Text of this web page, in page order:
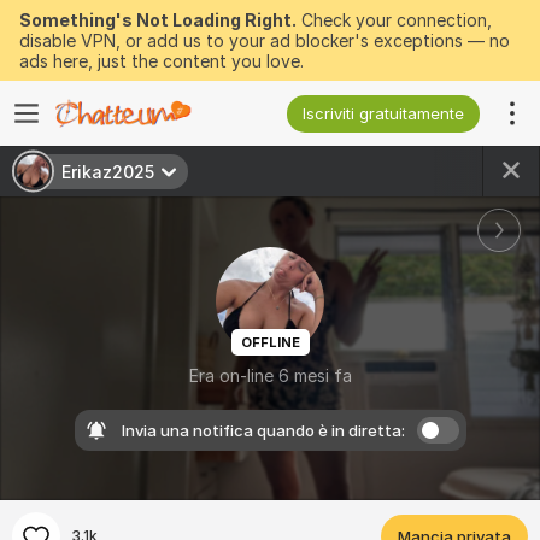
Something's Not Loading Right. Check your connection,
disable VPN, or add us to your ad blocker's exceptions — no
ads here, just the content you love.
Iscriviti gratuitamente
Erikaz2025
OFFLINE
Era on-line 6 mesi fa
Invia una notifica quando è in diretta:
3.1k